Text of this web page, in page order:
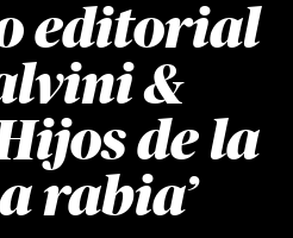
editorial
&
de la
rabia’